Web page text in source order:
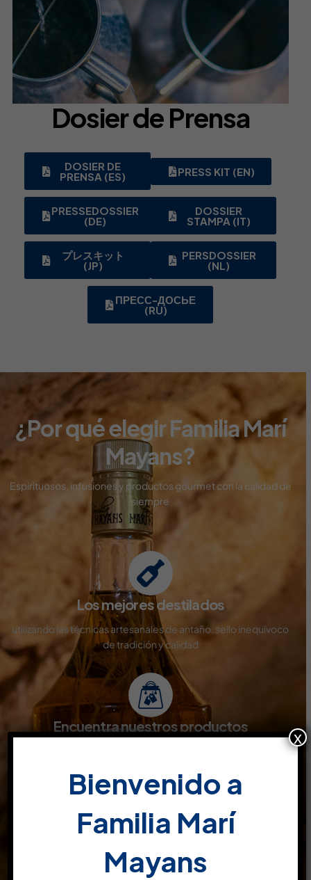
Dosier de Prensa
DOSIER DE
PRENSA (ES) PRESS KIT (EN)
PRESSEDOSSIER
(DE)
DOSSIER
STAMPA (IT)
プレスキット
(JP)
PERSDOSSIER
(NL)
ПРЕСС-ДОСЬЕ
(RU)
¿Por qué elegir Familia Marí
Mayans?
Espirituosos, infusiones y productos gourmet con la calidad de
siempre
Los mejores destilados
utilizando las técnicas artesanales de antaño, sello inequívoco
de tradición y calidad
Encuentra nuestros productos
son el resultado de pruebas y conocimientos, estudiados y
Bienvenido a
Familia Marí
Mayans
x